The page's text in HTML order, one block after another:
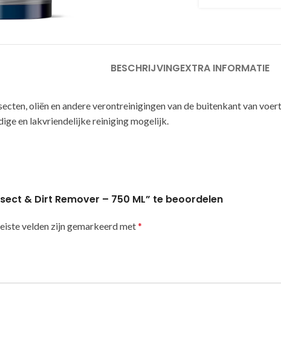
BESCHRIJVINGEXTRA INFORMATIE
oliën en andere verontreinigingen van de buitenkant van
en lakvriendelijke reiniging mogelijk.
& Dirt Remover – 750 ML” te beoordelen
velden zijn gemarkeerd met*